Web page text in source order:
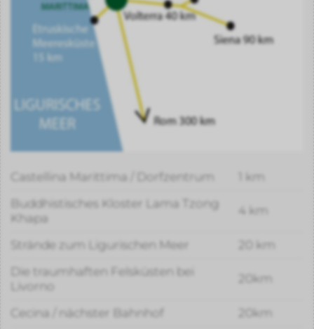
Castellina Marittima / Dorfzentrum
1 km
Buddhistisches Kloster Lama Tzong
Khapa
4 km
Strände zum Ligurischen Meer
20 km
Die traumhaften Felsküsten bei
Livorno
20km
Cecina / nächster Bahnhof 20km